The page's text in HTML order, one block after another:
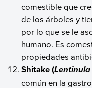
comestible que
de los árboles y
por lo que se le
humano. Es
propiedades
Shitake(
común en la